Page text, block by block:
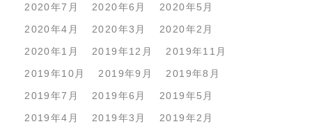
2020年7月
2020年6月
2020年5月
2020年4月
2020年3月
2020年2月
2020年1月
2019年12月
2019年11月
2019年10月
2019年9月
2019年8月
2019年7月
2019年6月
2019年5月
2019年4月
2019年3月
2019年2月